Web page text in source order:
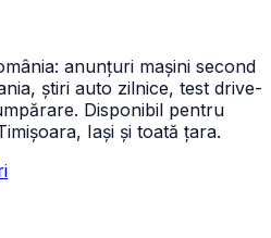
anunțuri mașini second
știri auto zilnice, test drive-
Disponibil pentru
Iași și toată țara.